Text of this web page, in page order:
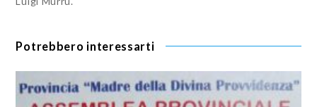
Potrebbero interessarti